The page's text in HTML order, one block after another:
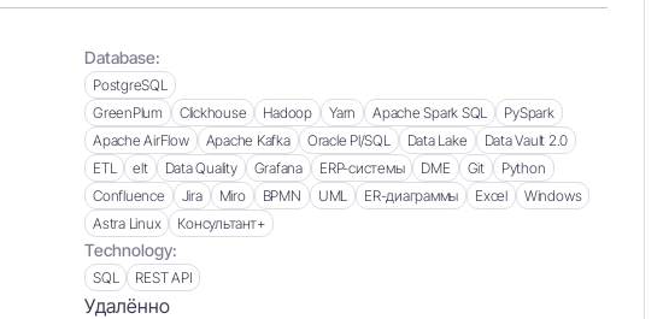
Database:
PostgreSQL
GreenPlum
Clickhouse Hadoop Yarn Apache Spark SQL
PySpark
Apache AirFlow
Apache Kafka Oracle Pl/SQL Data Lake
Data Vault 2.0
ETL
elt Data Quality Grafana ERP-системы DME Git
Python
Confluence
Jira Miro BPMN UML ER-диаграммы Excel
Windows
Astra Linux
Консультант+
Technology:
SQL REST API
Удалённо